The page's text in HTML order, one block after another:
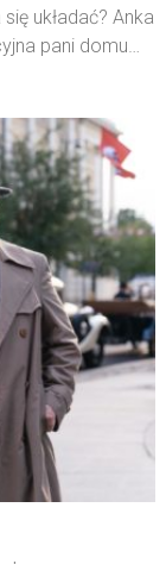
układać? Anka
pani domu…